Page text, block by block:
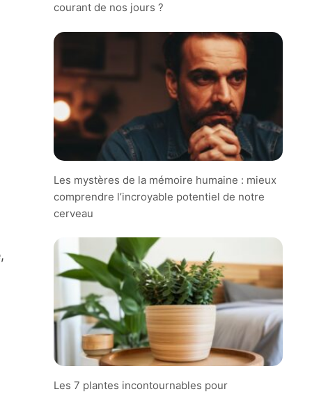
courant de nos jours ?
Les mystères de la mémoire humaine : mieux
comprendre l’incroyable potentiel de notre
cerveau
Les 7 plantes incontournables pour